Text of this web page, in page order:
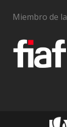
Miembro de la